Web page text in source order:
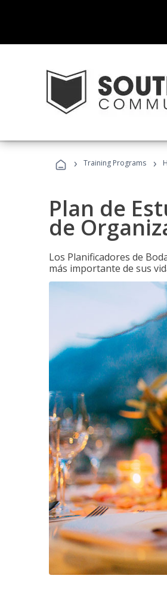
› Training Programs ›
Plan de
de
Los Planificadores de
más importante de sus